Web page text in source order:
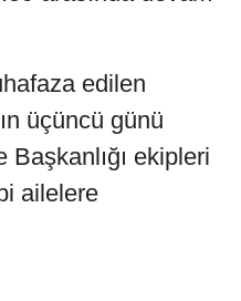
edilen
üçüncü günü
ekipleri
ailelere